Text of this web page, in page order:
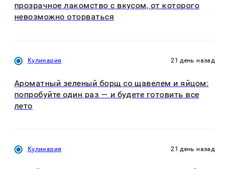
прозрачное лакомство с вкусом, от которого
невозможно оторваться
Кулинария 21 день назад
Ароматный зеленый борщ со щавелем и яйцом:
попробуйте один раз — и будете готовить все
лето
Кулинария 21 день назад